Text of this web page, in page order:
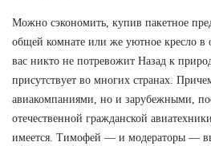
Можно сэкономить, купив пакетное
общей комнате или же уютное кресло в
вас никто не потревожит Назад к
присутствует во многих странах.
авиакомпаниями, но и зарубежными,
отечественной гражданской
имеется. Тимофей — и модераторы —